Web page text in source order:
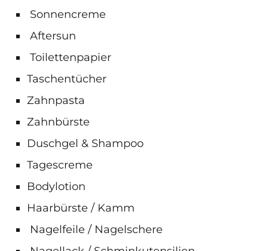
Sonnencreme
Aftersun
Toilettenpapier
Taschentücher
Zahnpasta
Zahnbürste
Duschgel & Shampoo
Tagescreme
Bodylotion
Haarbürste / Kamm
Nagelfeile / Nagelschere